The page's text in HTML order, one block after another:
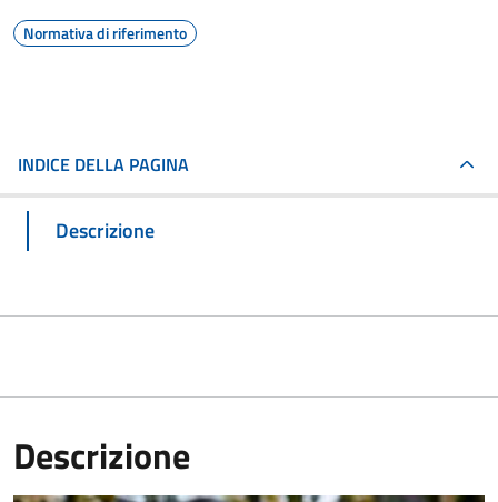
Normativa di riferimento
INDICE DELLA PAGINA
Descrizione
Descrizione